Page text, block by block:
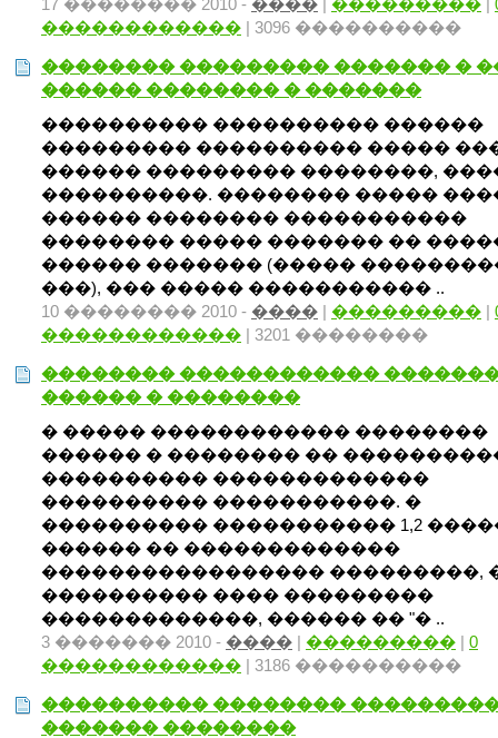
17 �������� 2010 - ���� ���������
������������ | 3096 ����������
�������� ��������� ������� �
������ �������� � �������
���������� ���������� ������
��������� ���������� �����
������ ��������� ��������,
����������. �������� �����
������ �������� �����������
�������� ����� ������� ��
������ ������� (�����
���), ��� ����� ����������� ..
10 �������� 2010 - ���� | ��������� |
������������ | 3201 ��������
�������� ������������
������ � ��������
� ����� ������������ ��������
������ � �������� ��
���������� �������������
���������� �����������. �
���������� ����������� 1,2
������ �� �������������
����������������� ���������,
���������� ���� ���������
�������������, ������ �� "� ..
3 ������� 2010 - ���� | ��������� | 0
������������ | 3186 ����������
���������� ��������
������� ��������